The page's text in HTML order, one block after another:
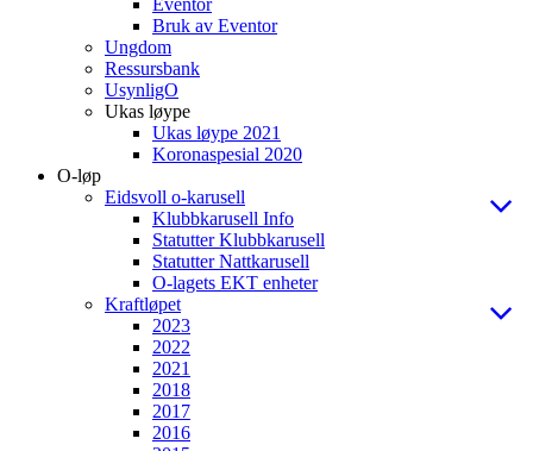
Eventor
Bruk av Eventor
Ungdom
Ressursbank
UsynligO
Ukas løype
Ukas løype 2021
Koronaspesial 2020
O-løp
Eidsvoll o-karusell
Klubbkarusell Info
Statutter Klubbkarusell
Statutter Nattkarusell
O-lagets EKT enheter
Kraftløpet
2023
2022
2021
2018
2017
2016